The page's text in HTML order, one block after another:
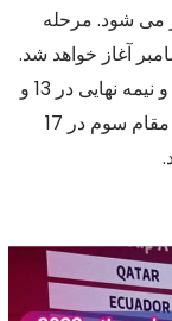
دسامبر برگزار می شود. مرحله
یک شانزدهم نهایی از 3 تا 6 دسامبر آغاز خواهد شد.
مرحله یک چهارم نهایی در تاریخ 9 و 10 دسامبر و نیمه نهایی در 13 و
14 دسامبر برگزار می شود. بازی پلی آف برای مقام سوم در 17